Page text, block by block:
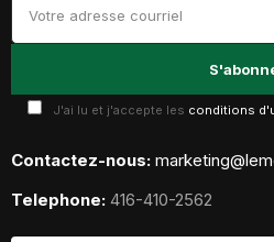
J'ai lu et j'accepte les conditions
Contactez-nous:
Telephone: 416-410-2562